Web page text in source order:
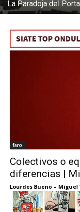
La Paradoja del
faro
Colectivos o
diferencias |
Lourdes Bueno –